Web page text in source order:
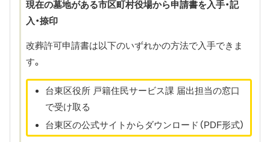
現在の墓地がある市区町村役場から申請書を入手・記
入・捺印
改葬許可申請書は以下のいずれかの方法で入手できま
す。
台東区役所 戸籍住民サービス課 届出担当の窓口
で受け取る
台東区の公式サイトからダウンロード（PDF形式）